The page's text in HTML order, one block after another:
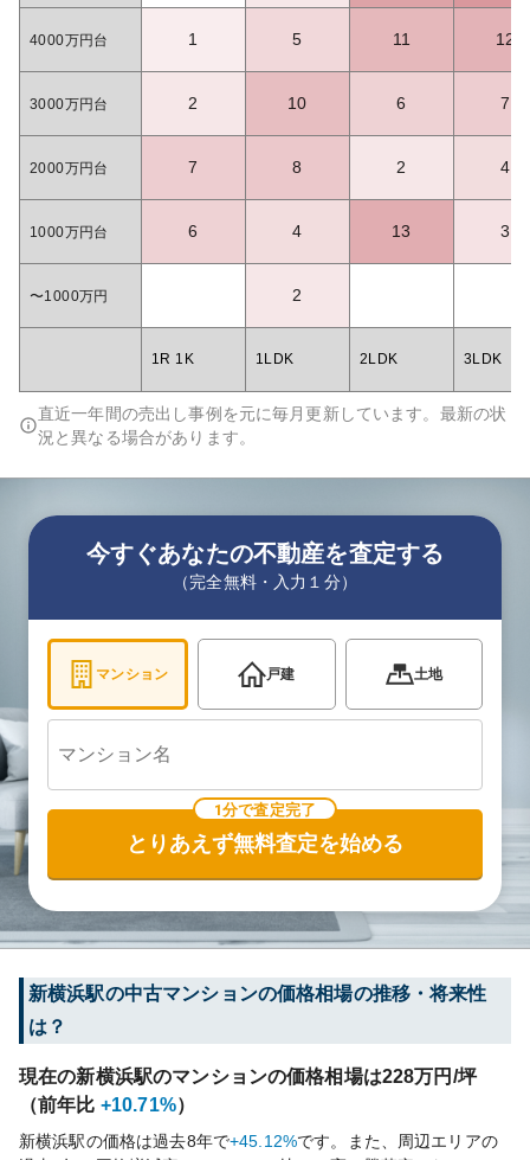
4000万円台 1 5 11 12
3000万円台 2 10 6 7
2000万円台 7 8 2 4
1000万円台 6 4 13 3
〜1000万円 2
1R 1K 1LDK 2LDK 3LDK
直近一年間の売出し事例を元に毎月更新しています。最新の状
況と異なる場合があります。
今すぐあなたの不動産を査定する
（完全無料・入力１分）
マンション 戸建 土地
1分で査定完了
とりあえず無料査定を始める
新横浜駅の中古マンションの価格相場の推移・将来性
は？
現在の新横浜駅のマンションの価格相場は228万円/坪
（前年比 +10.71%）
新横浜駅の価格は過去8年で+45.12%です。
また、周辺エリアの